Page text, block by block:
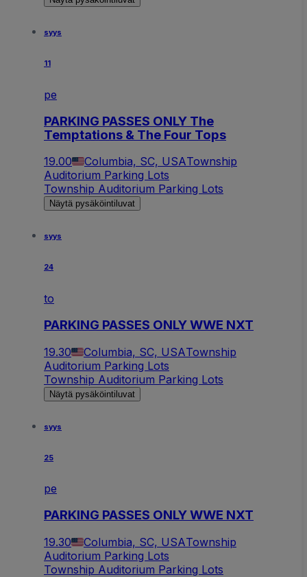
syys
11
pe
PARKING PASSES ONLY The
Temptations & The Four Tops
19.00 Columbia, SC, USATownship
Auditorium Parking Lots
Township Auditorium Parking Lots
Näytä pysäköintiluvat
syys
24
to
PARKING PASSES ONLY WWE NXT
19.30 Columbia, SC, USATownship
Auditorium Parking Lots
Township Auditorium Parking Lots
Näytä pysäköintiluvat
syys
25
pe
PARKING PASSES ONLY WWE NXT
19.30 Columbia, SC, USATownship
Auditorium Parking Lots
Township Auditorium Parking Lots